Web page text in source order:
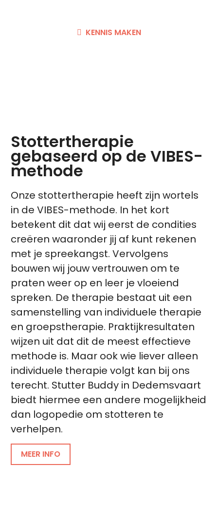
KENNIS MAKEN
Stottertherapie
gebaseerd op de VIBES-
methode
Onze stottertherapie heeft zijn wortels
in de VIBES-methode. In het kort
betekent dit dat wij eerst de condities
creëren waaronder jij af kunt rekenen
met je spreekangst. Vervolgens
bouwen wij jouw vertrouwen om te
praten weer op en leer je vloeiend
spreken. De therapie bestaat uit een
samenstelling van individuele therapie
en groepstherapie. Praktijkresultaten
wijzen uit dat dit de meest effectieve
methode is. Maar ook wie liever alleen
individuele therapie volgt kan bij ons
terecht. Stutter Buddy in Dedemsvaart
biedt hiermee een andere mogelijkheid
dan logopedie om stotteren te
verhelpen.
MEER INFO